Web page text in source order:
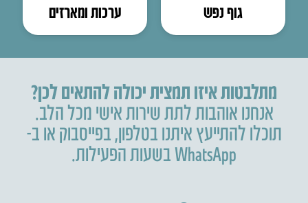
גוף נפש ערכות ומארזים
מתלבטות איזו תמצית יכולה להתאים לכן?
אנחנו אוהבות לתת שירות אישי מכל הלב.
תוכלו להתייעץ איתנו בטלפון,בפייסבוק או ב-
WhatsApp בשעות הפעילות.